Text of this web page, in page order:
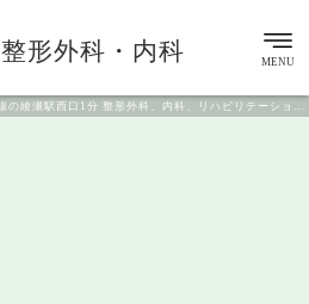
足立区 交通事故治療 常磐線・千代田線の綾瀬駅西口1分 整形外科、内科、リハビリテーション科
整形外科・内科 MENU